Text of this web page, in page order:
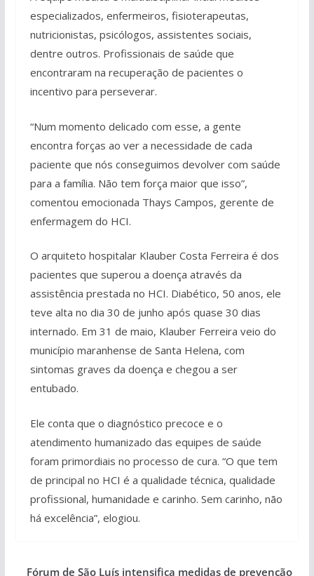
especializados, enfermeiros, fisioterapeutas,
nutricionistas, psicólogos, assistentes sociais,
dentre outros. Profissionais de saúde que
encontraram na recuperação de pacientes o
incentivo para perseverar.
“Num momento delicado com esse, a gente
encontra forças ao ver a necessidade de cada
paciente que nós conseguimos devolver com saúde
para a família. Não tem força maior que isso”,
comentou emocionada Thays Campos, gerente de
enfermagem do HCI.
O arquiteto hospitalar Klauber Costa Ferreira é dos
pacientes que superou a doença através da
assistência prestada no HCI. Diabético, 50 anos, ele
teve alta no dia 30 de junho após quase 30 dias
internado. Em 31 de maio, Klauber Ferreira veio do
município maranhense de Santa Helena, com
sintomas graves da doença e chegou a ser
entubado.
Ele conta que o diagnóstico precoce e o
atendimento humanizado das equipes de saúde
foram primordiais no processo de cura. “O que tem
de principal no HCI é a qualidade técnica, qualidade
profissional, humanidade e carinho. Sem carinho, não
há excelência”, elogiou.
Fórum de São Luís intensifica medidas de prevenção